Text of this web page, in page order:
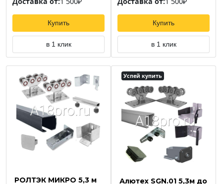
Купить
в 1 клик
Купить
в 1 клик
РОЛТЭК МИКРО 5,3 м
Успей купить
Алютех SGN.01 5,3м до